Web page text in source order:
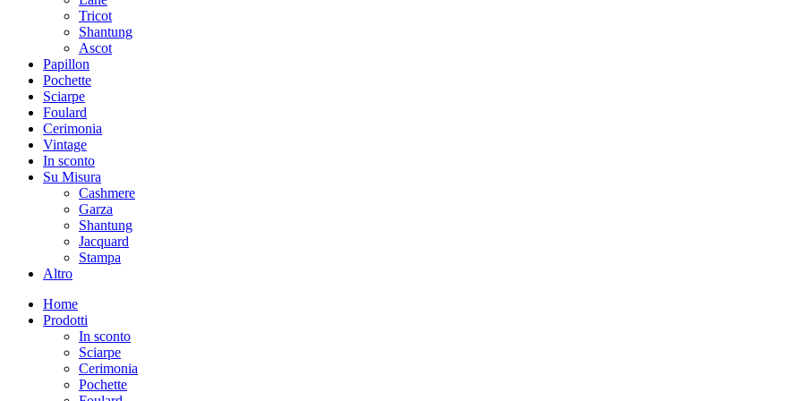
Tricot
Shantung
Ascot
Papillon
Pochette
Sciarpe
Foulard
Cerimonia
Vintage
In sconto
Su Misura
Cashmere
Garza
Shantung
Jacquard
Stampa
Altro
Home
Prodotti
In sconto
Sciarpe
Cerimonia
Pochette